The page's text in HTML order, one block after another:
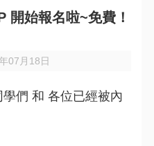
開始報名啦~免費！
07月18日
們 和 各位已經被內